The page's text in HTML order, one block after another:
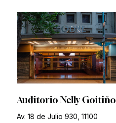
Auditorio Nelly Goitiño
Av. 18 de Julio 930, 11100